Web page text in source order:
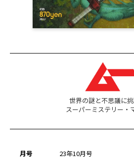
世界の謎と不思議に
スーパーミステリー・
月号
23年10月号